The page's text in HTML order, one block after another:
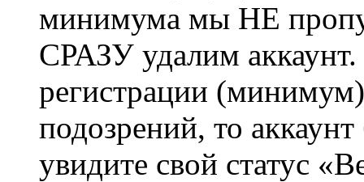
минимума мы НЕ
СРАЗУ удалим
регистрации
подозрений, то
увидите свой статус